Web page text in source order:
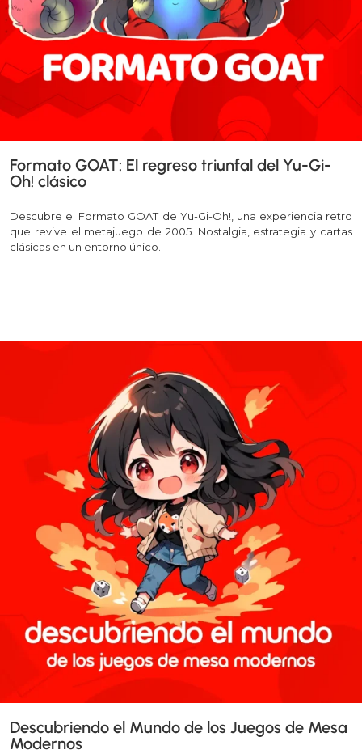
Formato GOAT: El regreso triunfal del Yu-Gi-
Oh! clásico
Descubre el Formato GOAT de Yu-Gi-Oh!, una experiencia retro
que revive el metajuego de 2005. Nostalgia, estrategia y cartas
clásicas en un entorno único.
Descubriendo el Mundo de los Juegos de Mesa
Modernos